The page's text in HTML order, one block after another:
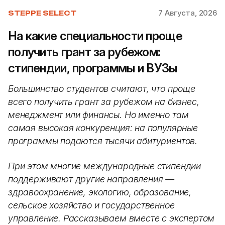
STEPPE SELECT 7 Августа, 2026
На какие специальности проще
получить грант за рубежом:
стипендии, программы и ВУЗы
Большинство студентов считают, что проще
всего получить грант за рубежом на бизнес,
менеджмент или финансы. Но именно там
самая высокая конкуренция: на популярные
программы подаются тысячи абитуриентов.
При этом многие международные стипендии
поддерживают другие направления —
здравоохранение, экологию, образование,
сельское хозяйство и государственное
управление. Рассказываем вместе с экспертом